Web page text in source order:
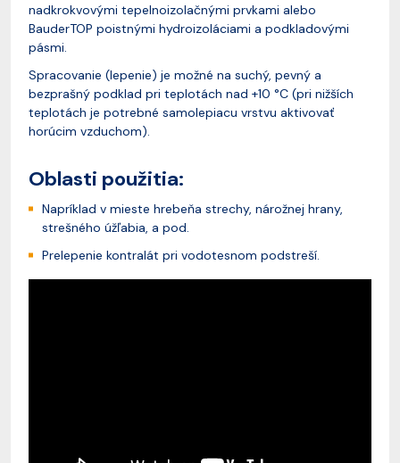
nadkrokvovými tepelnoizolačnými prvkami alebo
BauderTOP poistnými hydroizoláciami a podkladovými
pásmi.
Spracovanie (lepenie) je možné na suchý, pevný a
bezprašný podklad pri teplotách nad +10 °C (pri nižších
teplotách je potrebné samolepiacu vrstvu aktivovať
horúcim vzduchom).
Oblasti použitia:
Napríklad v mieste hrebeňa strechy, nárožnej hrany,
strešného úžľabia, a pod.
Prelepenie kontralát pri vodotesnom podstreší.